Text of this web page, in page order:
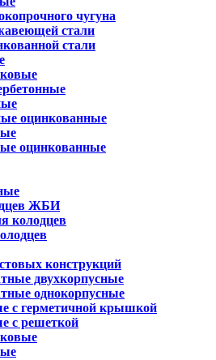
чугуна
стали
стали
оцинкованные
оцинкованные
ЖБИ
колодцев
конструкций
двухкорпусные
однокорпусные
с герметичной крышкой
с решеткой